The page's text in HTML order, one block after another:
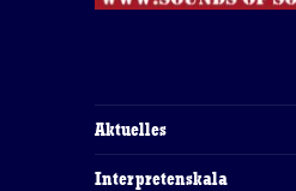
Aktuelles
Interpretenskala